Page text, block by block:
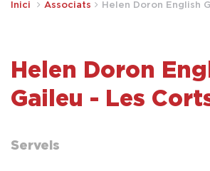
Inici Associats Helen Doron English
Helen Doron
Gaileu - Les
Serveis